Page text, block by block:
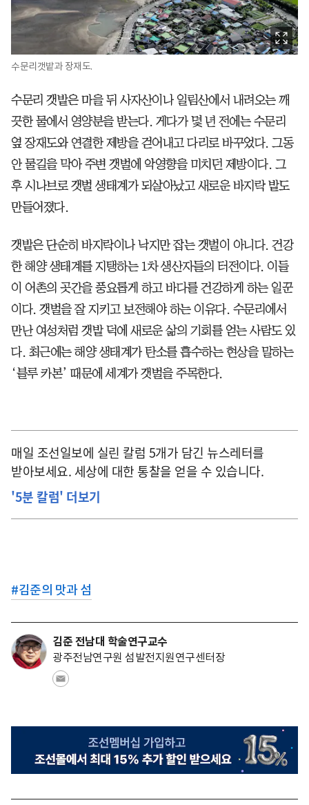
수문리갯밭과 장재도.
수문리 갯밭은 마을 뒤 사자산이나 일림산에서 내려오는 깨
끗한 물에서 영양분을 받는다. 게다가 몇 년 전에는 수문리
옆 장재도와 연결한 제방을 걷어내고 다리로 바꾸었다. 그동
안 물길을 막아 주변 갯벌에 악영향을 미치던 제방이다. 그
후 시나브로 갯벌 생태계가 되살아났고 새로운 바지락 밭도
만들어졌다.
갯밭은 단순히 바지락이나 낙지만 잡는 갯벌이 아니다. 건강
한 해양 생태계를 지탱하는 1차 생산자들의 터전이다. 이들
이 어촌의 곳간을 풍요롭게 하고 바다를 건강하게 하는 일꾼
이다. 갯벌을 잘 지키고 보전해야 하는 이유다. 수문리에서
만난 여성처럼 갯밭 덕에 새로운 삶의 기회를 얻는 사람도 있
다. 최근에는 해양 생태계가 탄소를 흡수하는 현상을 말하는
‘블루 카본’ 때문에 세계가 갯벌을 주목한다.
매일 조선일보에 실린 칼럼 5개가 담긴 뉴스레터를
받아보세요. 세상에 대한 통찰을 얻을 수 있습니다.
'5분 칼럼' 더보기
#김준의 맛과 섬
김준 전남대 학술연구교수
광주전남연구원 섬발전지원연구센터장